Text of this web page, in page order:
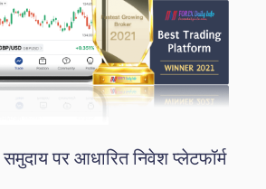
पर आधारित निवेश प्लेटफॉर्म